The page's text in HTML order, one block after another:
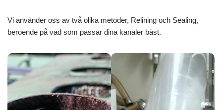
Vi använder oss av två olika metoder, Relining och Sealing,
beroende på vad som passar dina kanaler bäst.